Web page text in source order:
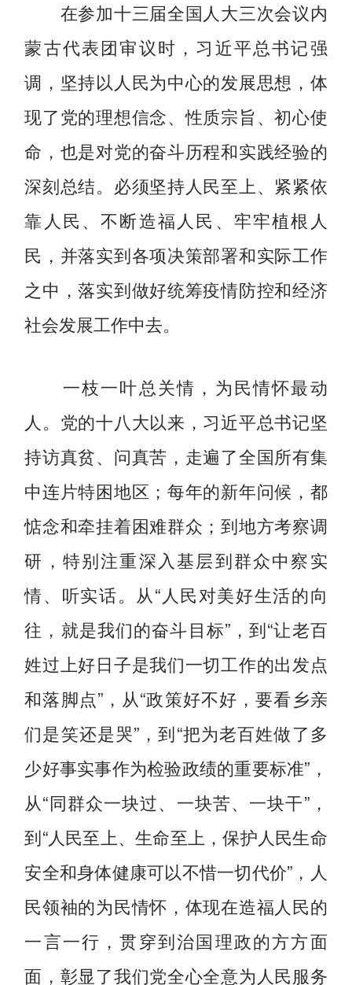
在参加十三届全国人大三次会议内
蒙古代表团审议时，习近平总书记强
调，坚持以人民为中心的发展思想，体
现了党的理想信念、性质宗旨、初心使
命，也是对党的奋斗历程和实践经验的
深刻总结。必须坚持人民至上、紧紧依
靠人民、不断造福人民、牢牢植根人
民，并落实到各项决策部署和实际工作
之中，落实到做好统筹疫情防控和经济
社会发展工作中去。
一枝一叶总关情，为民情怀最动
人。党的十八大以来，习近平总书记坚
持访真贫、问真苦，走遍了全国所有集
中连片特困地区；每年的新年问候，都
惦念和牵挂着困难群众；到地方考察调
研，特别注重深入基层到群众中察实
情、听实话。从“人民对美好生活的向
往，就是我们的奋斗目标”，到“让老百
姓过上好日子是我们一切工作的出发点
和落脚点”，从“政策好不好，要看乡亲
们是笑还是哭”，到“把为老百姓做了多
少好事实事作为检验政绩的重要标准”，
从“同群众一块过、一块苦、一块干”，
到“人民至上、生命至上，保护人民生命
安全和身体健康可以不惜一切代价”，人
民领袖的为民情怀，体现在造福人民的
一言一行，贯穿到治国理政的方方面
面，彰显了我们党全心全意为人民服务